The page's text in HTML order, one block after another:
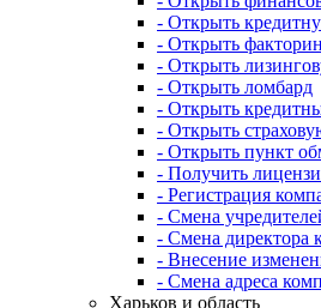
- Открыть
- Открыть
- Открыть
- Открыть ломбард
- Открыть
- Открыть
- Открыть пункт
- Получить
- Регистрация
- Смена
- Смена директора
- Внесение
- Смена адреса
Харьков и область